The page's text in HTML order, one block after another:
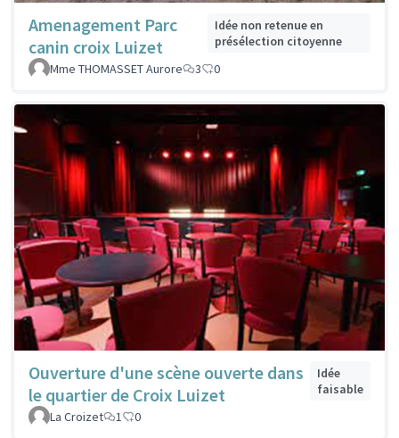
Amenagement Parc
canin croix Luizet
Idée non retenue en
présélection citoyenne
Mme THOMASSET Aurore
3 0
Ouverture d'une scène ouverte dans
le quartier de Croix Luizet
Idée
faisable
La Croizet
1 0